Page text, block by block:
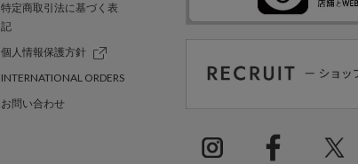
特定商取引法に基づく表
記
個人情報保護方針
INTERNATIONAL ORDERS
お問い合わせ